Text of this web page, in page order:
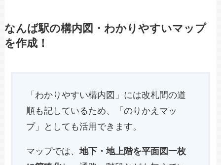
なんば駅の構内図・わかりやすいマップ
を作成！
「わかりやすい構内図」には改札間の道
順も記しているため、「のりかえマッ
プ」としても活用できます。
マップでは、地下・地上階を平面図一枚